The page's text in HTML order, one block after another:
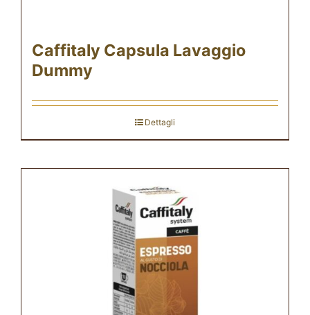
Caffitaly Capsula Lavaggio
Dummy
Dettagli